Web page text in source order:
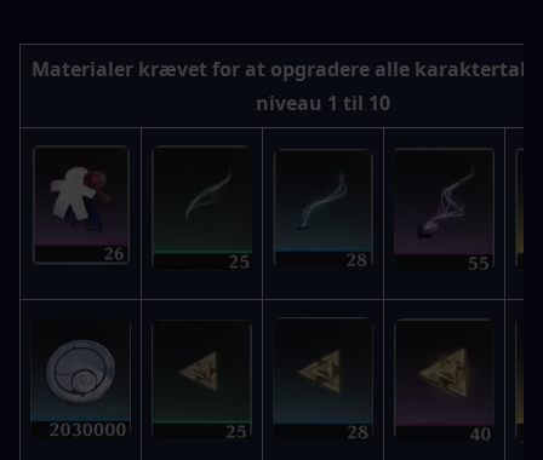
Materialer krævet for at opgradere alle
niveau 1 til 10